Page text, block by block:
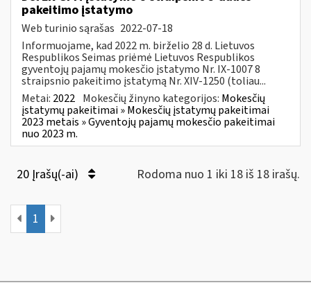
pakeitimo įstatymo
Web turinio sąrašas 2022-07-18
Informuojame, kad 2022 m. birželio 28 d. Lietuvos
Respublikos Seimas priėmė Lietuvos Respublikos
gyventojų pajamų mokesčio įstatymo Nr. IX-1007 8
straipsnio pakeitimo įstatymą Nr. XIV-1250 (toliau...
Metai: 2022 Mokesčių žinyno kategorijos: Mokesčių
įstatymų pakeitimai » Mokesčių įstatymų pakeitimai
2023 metais » Gyventojų pajamų mokesčio pakeitimai
nuo 2023 m.
20 Įrašų(-ai) Rodoma nuo 1 iki 18 iš 18 irašų.
1